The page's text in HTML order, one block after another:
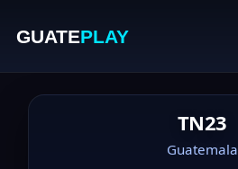
GUATEPLAY
TN23
Guatemala